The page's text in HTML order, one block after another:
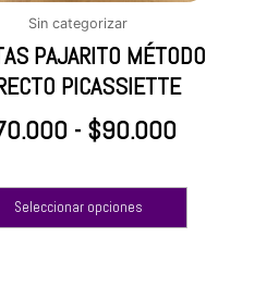
Sin categorizar
PAJARITO MÉTODO
PICASSIETTE
- $90.000
Seleccionar opciones
página